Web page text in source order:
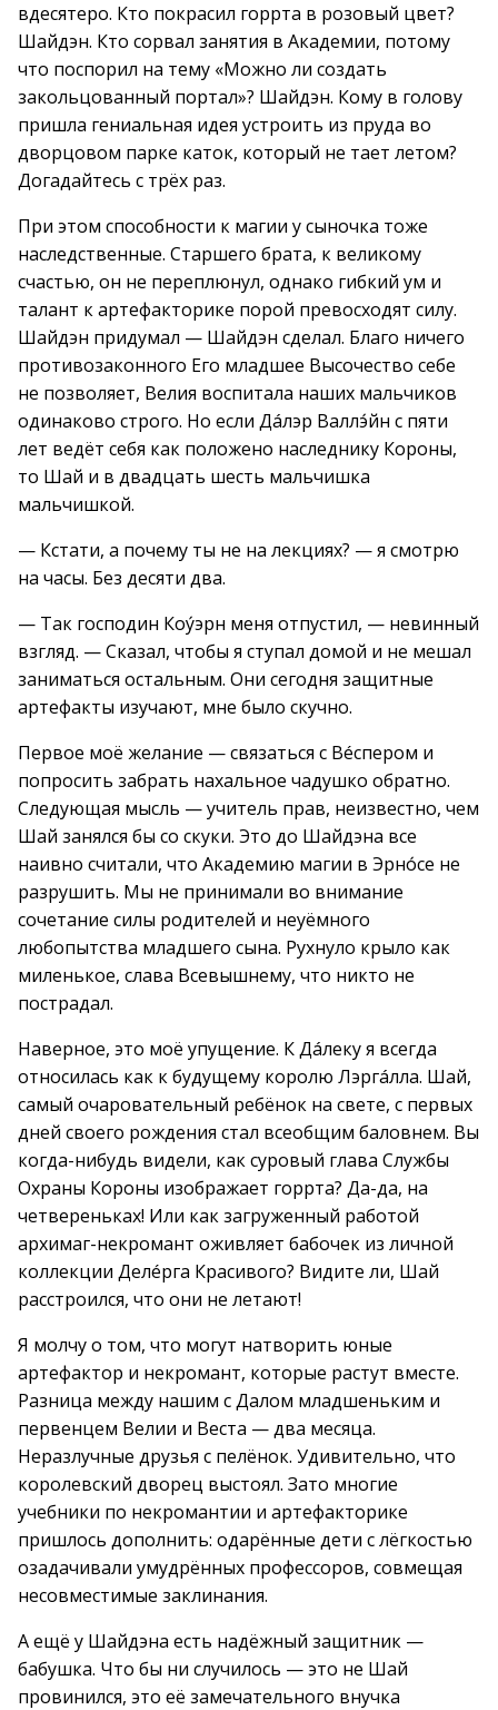
вдесятеро. Кто покрасил горрта в розовый цвет?
Шайдэн. Кто сорвал занятия в Академии, потому
что поспорил на тему «Можно ли создать
закольцованный портал»? Шайдэн. Кому в голову
пришла гениальная идея устроить из пруда во
дворцовом парке каток, который не тает летом?
Догадайтесь с трёх раз.
При этом способности к магии у сыночка тоже
наследственные. Старшего брата, к великому
счастью, он не переплюнул, однако гибкий ум и
талант к артефакторике порой превосходят силу.
Шайдэн придумал — Шайдэн сделал. Благо ничего
противозаконного Его младшее Высочество себе
не позволяет, Велия воспитала наших мальчиков
одинаково строго. Но если Дáлэр Валлэ́йн с пяти
лет ведёт себя как положено наследнику Короны,
то Шай и в двадцать шесть мальчишка
мальчишкой.
— Кстати, а почему ты не на лекциях? — я смотрю
на часы. Без десяти два.
— Так господин Коу́эрн меня отпустил, — невинный
взгляд. — Сказал, чтобы я ступал домой и не мешал
заниматься остальным. Они сегодня защитные
артефакты изучают, мне было скучно.
Первое моё желание — связаться с Вéспером и
попросить забрать нахальное чадушко обратно.
Следующая мысль — учитель прав, неизвестно, чем
Шай занялся бы со скуки. Это до Шайдэна все
наивно считали, что Академию магии в Эрно́се не
разрушить. Мы не принимали во внимание
сочетание силы родителей и неуёмного
любопытства младшего сына. Рухнуло крыло как
миленькое, слава Всевышнему, что никто не
пострадал.
Наверное, это моё упущение. К Дáлеку я всегда
относилась как к будущему королю Лэргáлла. Шай,
самый очаровательный ребёнок на свете, с первых
дней своего рождения стал всеобщим баловнем. Вы
когда-нибудь видели, как суровый глава Службы
Охраны Короны изображает горрта? Да-да, на
четвереньках! Или как загруженный работой
архимаг-некромант оживляет бабочек из личной
коллекции Делéрга Красивого? Видите ли, Шай
расстроился, что они не летают!
Я молчу о том, что могут натворить юные
артефактор и некромант, которые растут вместе.
Разница между нашим с Далом младшеньким и
первенцем Велии и Веста — два месяца.
Неразлучные друзья с пелёнок. Удивительно, что
королевский дворец выстоял. Зато многие
учебники по некромантии и артефакторике
пришлось дополнить: одарённые дети с лёгкостью
озадачивали умудрённых профессоров, совмещая
несовместимые заклинания.
А ещё у Шайдэна есть надёжный защитник —
бабушка. Что бы ни случилось — это не Шай
провинился, это её замечательного внучка